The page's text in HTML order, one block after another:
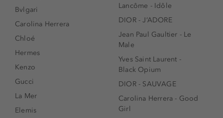
Bvlgari
Carolina Herrera
Chloé
Hermes
Kenzo
Gucci
La Mer
Elemis
Lancôme - Idôle
DIOR - J’ADORE
Jean Paul Gaultier - Le
Male
Yves Saint Laurent -
Black Opium
DIOR - SAUVAGE
Carolina Herrera - Good
Girl